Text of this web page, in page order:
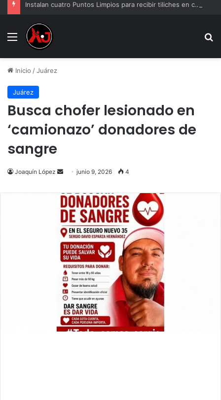
Instalan cuatro Puntos Limpios para recibir tiliches en colonias
Menu
Inicio /Juárez
Juárez
Busca chofer lesionado en
‘camionazo’ donadores de
sangre
Joaquín López
Send
email
junio 9, 2026 4